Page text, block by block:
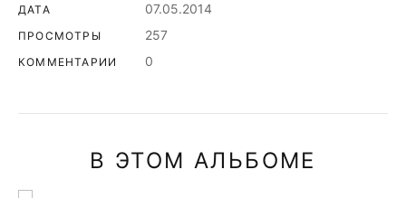
ДАТА 07.05.2014
ПРОСМОТРЫ 257
КОММЕНТАРИИ 0
В ЭТОМ АЛЬБОМЕ